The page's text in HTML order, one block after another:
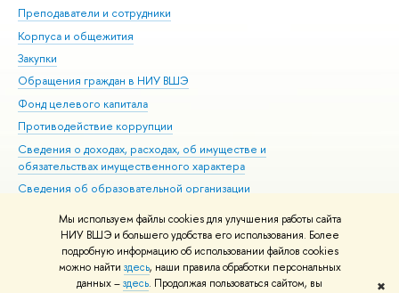
Мы используем файлы cookies для улучшения работы сайта
НИУ ВШЭ и большего удобства его использования. Более
подробную информацию об использовании файлов cookies
можно найти здесь, наши правила обработки персональных
данных –здесь. Продолжая пользоваться сайтом, вы
✖
Преподаватели и сотрудники
Корпуса и общежития
Закупки
Обращения граждан в НИУ ВШЭ
Фонд целевого капитала
Противодействие коррупции
Сведения о доходах, расходах, об имуществе и
обязательствах имущественного характера
Сведения об образовательной организации
Людям с ограниченными возможностями здоровья
Единая платежная страница
Работа в Вышке